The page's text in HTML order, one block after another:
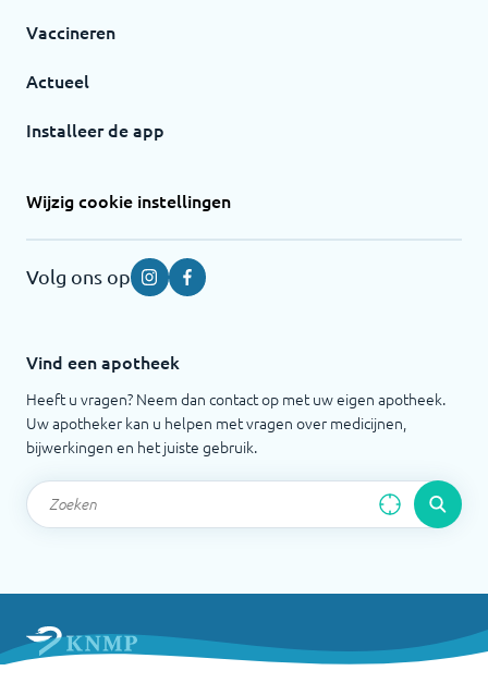
Vaccineren
Actueel
Installeer de app
Wijzig cookie instellingen
Volg ons op InstagramFacebook
Vind een apotheek
Heeft u vragen? Neem dan contact op met uw eigen apotheek.
Uw apotheker kan u helpen met vragen over medicijnen,
bijwerkingen en het juiste gebruik.